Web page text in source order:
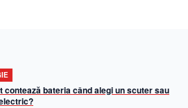
contează bateria când alegi un scuter sau